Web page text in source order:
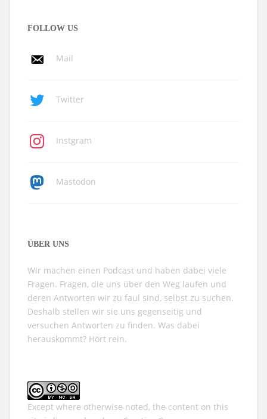
FOLLOW US
Mail
Twitter
Instgram
Mastodon
ÜBER UNS
Wir machen einen Podcast und haben dabei viele
Fragen. Fragen, die uns über den Weg laufen und
deren Antworten wir zu faul sind, selbst zu suchen.
Deshalb stellen wir sie uns gegenseitig und
versuchen Antworten zu finden. Was dabei
herauskommt? Hört rein.
Except where otherwise noted, the content on this